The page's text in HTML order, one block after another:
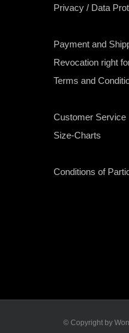
Privacy / Data
Payment and
Revocation right
Terms and
Customer Service
Size-Charts
Conditions of
© Copyright by